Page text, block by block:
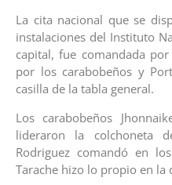
La cita nacional que se
instalaciones del Instituto
capital, fue comandada
por los carabobeños y
casilla de la tabla general.
Los carabobeños
lideraron la colchoneta
Rodriguez comandó en
Tarache hizo lo propio en la